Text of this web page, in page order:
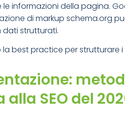
informazioni della pagina.
di markup schema.org
strutturati.
best practice per
SEO del